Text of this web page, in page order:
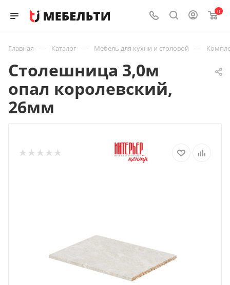
0
Главная — Каталог — Мебель для кухни и столовой —
Столешница 3,0м
опал королевский,
26мм